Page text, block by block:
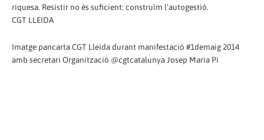
riquesa. Resistir no és suficient: construïm l’autogestió.
CGT LLEIDA
Imatge pancarta CGT Lleida durant manifestació #1demaig 2014
amb secretari Organització @cgtcatalunya Josep Maria Pi